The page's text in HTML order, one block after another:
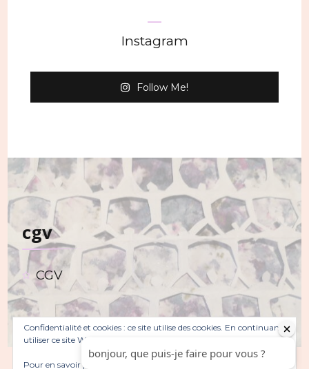
Instagram
Follow Me!
cgv
CGV
Confidentialité et cookies : ce site utilise des cookies. En continuant à
utiliser ce site Web, vous acceptez leur utilisation.
Pour en savoir plus, notamment sur la façon de contrôler les